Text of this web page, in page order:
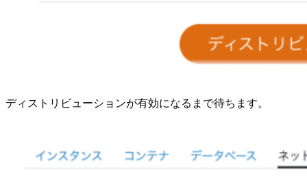
ディストリビューションが有効になるまで待ちます。